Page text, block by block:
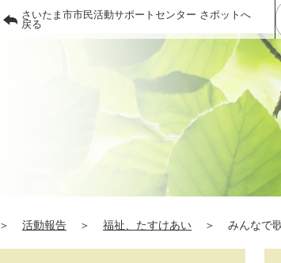
さいたま市市民活動サポートセンター さポットへ
戻る
＞ 活動報告 ＞ 福祉、たすけあい ＞ みんなで